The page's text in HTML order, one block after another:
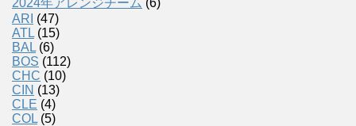
2024年アレンジチーム (6)
ARI (47)
ATL (15)
BAL (6)
BOS (112)
CHC (10)
CIN (13)
CLE (4)
COL (5)